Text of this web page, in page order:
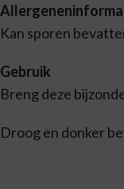
Kan sporen
Gebruik
Breng deze
Droog en donker